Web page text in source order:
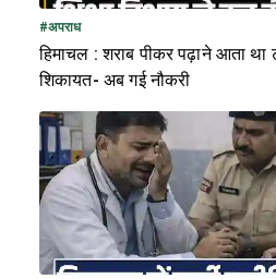
#अपराध
हिमाचल : शराब पीकर पढ़ाने आता था
शिकायत- अब गई नौकरी